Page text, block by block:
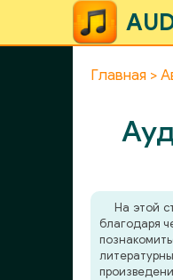
Главная
На этой
благодаря